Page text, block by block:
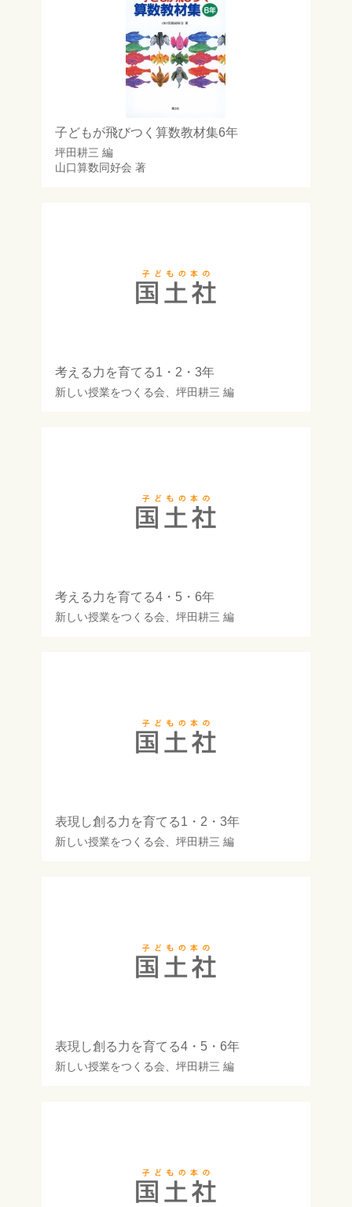
子どもが飛びつく算数教材集6年
坪田耕三 編
山口算数同好会 著
考える力を育てる1・2・3年
新しい授業をつくる会 坪田耕三 編
考える力を育てる4・5・6年
新しい授業をつくる会 坪田耕三 編
表現し創る力を育てる1・2・3年
新しい授業をつくる会 坪田耕三 編
表現し創る力を育てる4・5・6年
新しい授業をつくる会 坪田耕三 編